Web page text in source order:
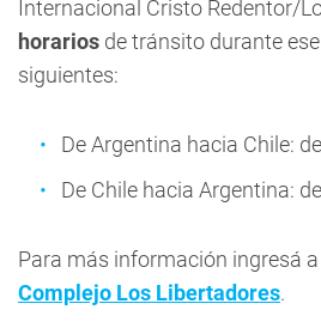
Internacional Cristo Redentor/
horarios de tránsito durante
siguientes:
De Argentina hacia Chile:
De Chile hacia Argentina:
Para más información ingresá
Complejo Los Libertadores.